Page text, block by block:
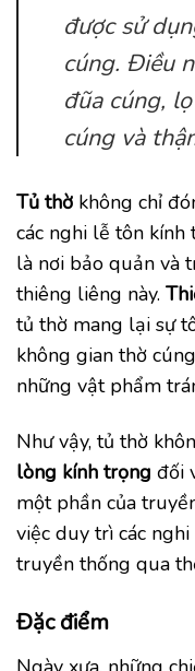
được sử
cúng. Điều
đũa cúng,
cúng và
Tủ thờ không chỉ
các nghi lễ tôn kính
là nơi bảo quản và
thiêng liêng này.
tủ thờ mang lại sự
không gian thờ
những vật phẩm
Như vậy, tủ thờ
lòng kính trọng đối
một phần của
việc duy trì các
truyền thống qua
Đặc điểm